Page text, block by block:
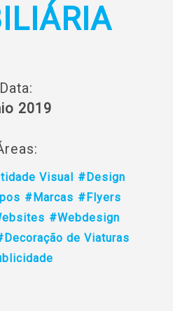
Data:
2019
Visual #Design
#Marcas #Flyers
#Webdesign
de Viaturas